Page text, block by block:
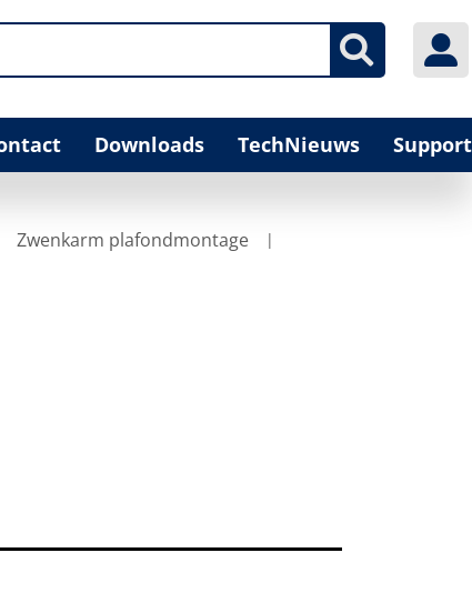
Downloads TechNieuws Support
Zwenkarm plafondmontage